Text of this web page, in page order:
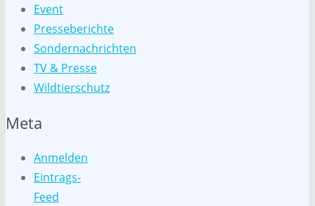
Event
Presseberichte
Sondernachrichten
TV & Presse
Wildtierschutz
Meta
Anmelden
Eintrags-
Feed